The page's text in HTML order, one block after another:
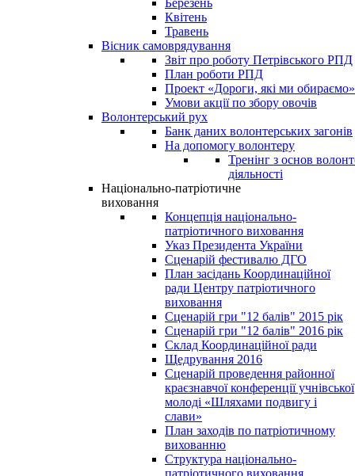
Березень
Квітень
Травень
Вісник самоврядування
Звіт про роботу Петрівського РПД
План роботи РПД
Проект «Дороги, які ми обираємо»
Умови акції по збору овочів
Волонтерський рух
Банк даних волонтерських загонів
На допомогу волонтеру
Тренінг з основ
діяльності
Національно-патріотичне
виховання
Концепція національно-
патріотичного виховання
Указ Президента України
Сценарій фестивалю ДГО
План засідань Координаційної
ради Центру патріотичного
виховання
Сценарій гри "12 балів" 2015 рік
Сценарій гри "12 балів" 2016 рік
Склад Координаційної ради
Щедрування 2016
Сценарій проведення районної
краєзнавчої конференції учнівської
молоді «Шляхами подвигу і
слави»
План заходів по патріотичному
вихованню
Структура національно-
патріотичного виховання